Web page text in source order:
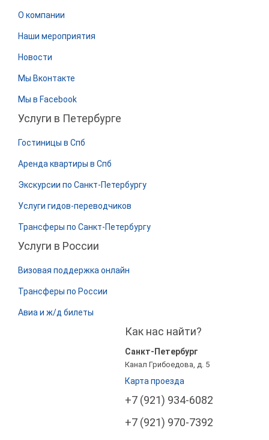
О компании
Наши мероприятия
Новости
Мы Вконтакте
Мы в Facebook
Услуги в Петербурге
Гостиницы в Спб
Аренда квартиры в Спб
Экскурсии по Санкт-Петербургу
Услуги гидов-переводчиков
Трансферы по Санкт-Петербургу
Услуги в России
Визовая поддержка онлайн
Трансферы по России
Авиа и ж/д билеты
Как нас найти?
Санкт-Петербург
Канал Грибоедова, д. 5
Карта проезда
+7 (921) 934-6082
+7 (921) 970-7392